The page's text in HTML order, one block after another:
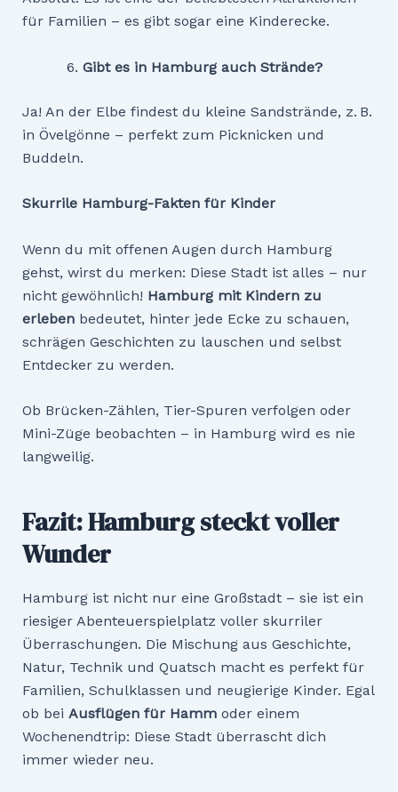
für Familien – es gibt sogar eine Kinderecke.
Gibt es in Hamburg auch Strände?
Ja! An der Elbe findest du kleine Sandstrände, z. B.
in Övelgönne – perfekt zum Picknicken und
Buddeln.
Skurrile Hamburg-Fakten für Kinder
Wenn du mit offenen Augen durch Hamburg
gehst, wirst du merken: Diese Stadt ist alles – nur
nicht gewöhnlich! Hamburg mit Kindern zu
erlebenbedeutet, hinter jede Ecke zu schauen,
schrägen Geschichten zu lauschen und selbst
Entdecker zu werden.
Ob Brücken-Zählen, Tier-Spuren verfolgen oder
Mini-Züge beobachten – in Hamburg wird es nie
langweilig.
Fazit: Hamburg steckt voller
Wunder
Hamburg ist nicht nur eine Großstadt – sie ist ein
riesiger Abenteuerspielplatz voller skurriler
Überraschungen. Die Mischung aus Geschichte,
Natur, Technik und Quatsch macht es perfekt für
Familien, Schulklassen und neugierige Kinder. Egal
ob bei Ausflügen für Hammoder einem
Wochenendtrip: Diese Stadt überrascht dich
immer wieder neu.